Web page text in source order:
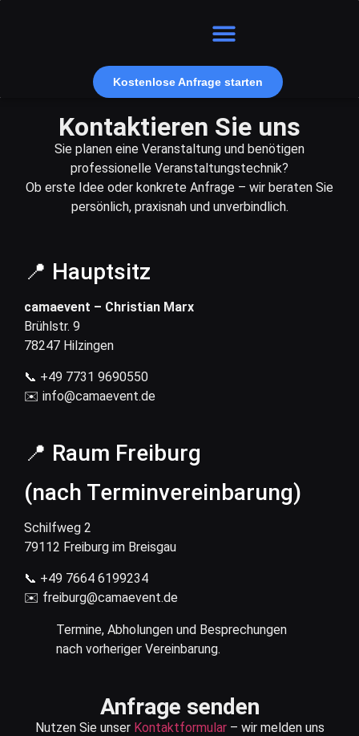
Kostenlose Anfrage starten
Kontaktieren Sie uns
Sie planen eine Veranstaltung und benötigen
professionelle Veranstaltungstechnik?
Ob erste Idee oder konkrete Anfrage – wir beraten Sie
persönlich, praxisnah und unverbindlich.
📍 Hauptsitz
camaevent – Christian Marx
Brühlstr. 9
78247 Hilzingen
📞 +49 7731 9690550
✉️ info@camaevent.de
📍 Raum Freiburg
(nach Terminvereinbarung)
Schilfweg 2
79112 Freiburg im Breisgau
📞 +49 7664 6199234
✉️ freiburg@camaevent.de
Termine, Abholungen und Besprechungen
nach vorheriger Vereinbarung.
Anfrage senden
Nutzen Sie unser Kontaktformular – wir melden uns